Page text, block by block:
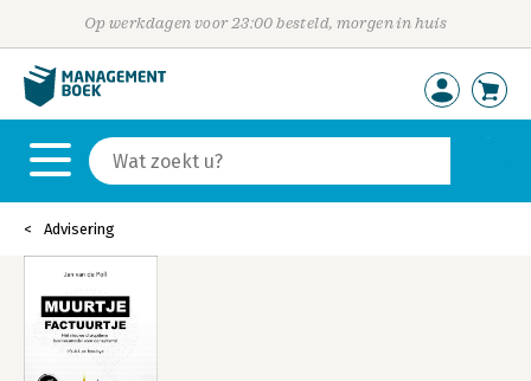
Op werkdagen voor 23:00 besteld, morgen in huis
Advisering